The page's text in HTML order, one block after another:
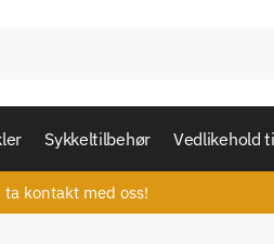
Sykkeltilbehør Vedlikehold
kontakt med oss!